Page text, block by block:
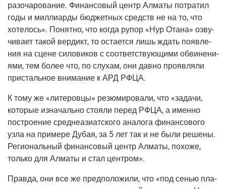
разо­ча­ро­ва­ние. Финан­со­вый центр Алма­ты потра­тил
годы и мил­ли­ар­ды бюд­жет­ных средств не на то, что
хоте­лось». Понят­но, что когда рупор «Нур Ота­на» озву­
чи­ва­ет такой вер­дикт, то оста­ет­ся лишь ждать появ­ле­
ния на сцене сило­ви­ков с соот­вет­ству­ю­щи­ми обви­не­ни­
я­ми, тем более что, по слу­хам, они дав­но про­яв­ля­ли
при­сталь­ное вни­ма­ние к АРД РФЦА.
К тому же «лите­ров­цы» резю­ми­ро­ва­ли, что «зада­чи,
кото­рые изна­чаль­но сто­я­ли перед РФЦА, а имен­но
постро­е­ние сред­не­ази­ат­ско­го ана­ло­га финан­со­во­го
узла на при­ме­ре Дубая, за 5 лет так и не были реше­ны.
Реги­о­наль­ный финан­со­вый центр Алма­ты, похо­же,
толь­ко для Алма­ты и стал центром».
Прав­да, они все же пред­по­ло­жи­ли, что «под сенью пла­